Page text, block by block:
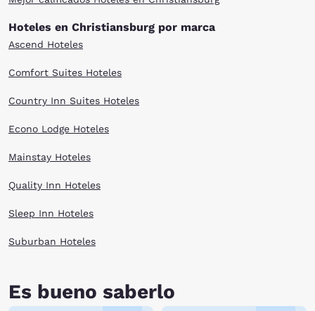
After an adventure-packed day, there are several Christiansburg, VA
hotels to meet your needs. Whether your travel budget is large or small,
Hoteles en Christiansburg por marca
Ascend Hoteles
Comfort Suites Hoteles
Country Inn Suites Hoteles
Econo Lodge Hoteles
Mainstay Hoteles
Quality Inn Hoteles
Sleep Inn Hoteles
Suburban Hoteles
Es bueno saberlo